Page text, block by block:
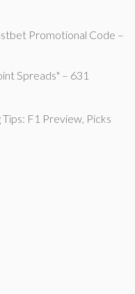
Promotional Code –
Spreads" – 631
F1 Preview, Picks